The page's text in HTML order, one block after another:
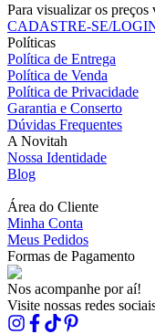
Para visualizar os
CADASTRE-SE/
Políticas
Política de Entrega
Política de Venda
Política de Privacidade
Garantia e Conserto
Dúvidas Frequentes
A Novitah
Nossa Identidade
Blog
Área do Cliente
Minha Conta
Meus Pedidos
Formas de Pagamento
Nos acompanhe por aí!
Visite nossas redes